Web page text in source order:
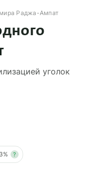
Раджа-Ампат
уголок
?